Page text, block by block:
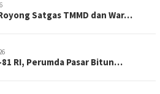
Satgas TMMD dan War…
RI, Perumda Pasar Bitun…